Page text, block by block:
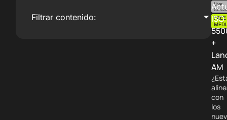
Filtrar contenido:
Live
FREE
ISO
+
AM
con
los